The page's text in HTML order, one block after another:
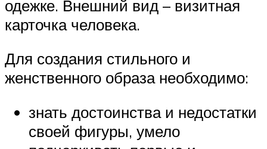
одежке. Внешний вид – визитная
карточка человека.
Для создания стильного и
женственного образа необходимо:
знать достоинства и недостатки
своей фигуры, умело